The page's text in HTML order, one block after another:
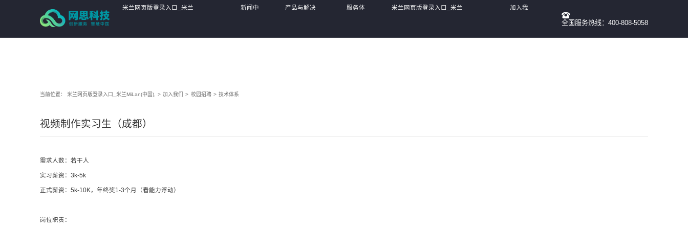
米兰网页版登录入口_米兰 新闻中 产品与解决 服务体 米兰网页版登录入口_米兰 加入我
全国服务热线：400-808-5058
当前位置： 米兰网页版登录入口_米兰MiLan(中国), > 加入我们 > 校园招聘 > 技术体系
视频制作实习生（成都）
需求人数：若干人
实习薪资：3k-5k
正式薪资：5k-10K，年终奖1-3个月（看能力浮动）
岗位职责：